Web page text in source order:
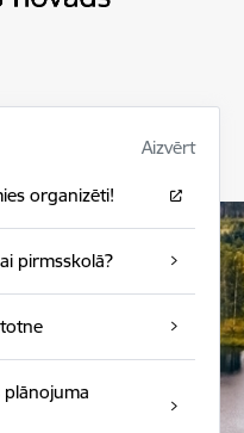
Aizvērt
organizēti!
pirmsskolā?